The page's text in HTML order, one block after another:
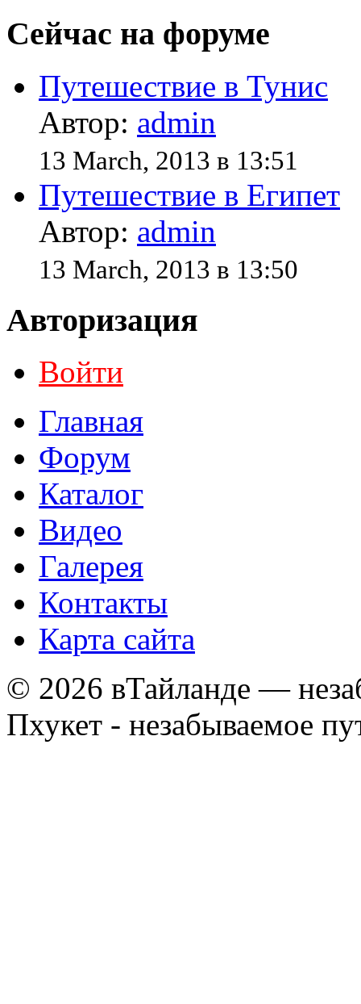
Сейчас на форуме
Путешествие в Тунис
Автор: admin
13 March, 2013 в 13:51
Путешествие в Египет
Автор: admin
13 March, 2013 в 13:50
Авторизация
Войти
Главная
Форум
Каталог
Видео
Галерея
Контакты
Карта сайта
© 2026 вТайланде —
Пхукет - незабываемое